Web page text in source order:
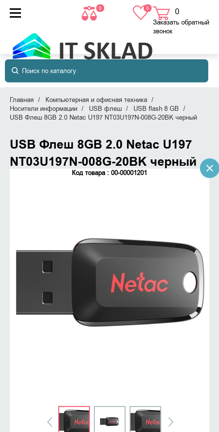
0 0 0
в корзине
Заказать обратный
звонок
Главная
Компьютерная и офисная техника
Носители информации
USB флеш
USB flash 8 GB
USB Флеш 8GB 2.0 Netac U197 NT03U197N-008G-20BK черный
USB Флеш 8GB 2.0 Netac U197
NT03U197N-008G-20BK черный
Код товара : 00-00001201